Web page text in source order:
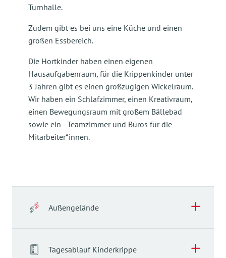
Turnhalle.
Zudem gibt es bei uns eine Küche und einen
großen Essbereich.
Die Hortkinder haben einen eigenen
Hausaufgabenraum, für die Krippenkinder unter
3 Jahren gibt es einen großzügigen Wickelraum.
Wir haben ein Schlafzimmer, einen Kreativraum,
einen Bewegungsraum mit großem Bällebad
sowie ein Teamzimmer und Büros für die
Mitarbeiter*innen.
Außengelände
Tagesablauf Kinderkrippe